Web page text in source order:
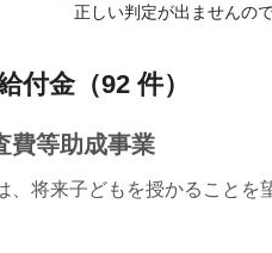
正しい判定が出ませんの
付金（92 件）
費等助成事業
、将来子どもを授かること